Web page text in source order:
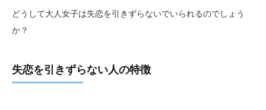
どうして大人女子は失恋を引きずらないでいられるのでしょう
か？
失恋を引きずらない人の特徴